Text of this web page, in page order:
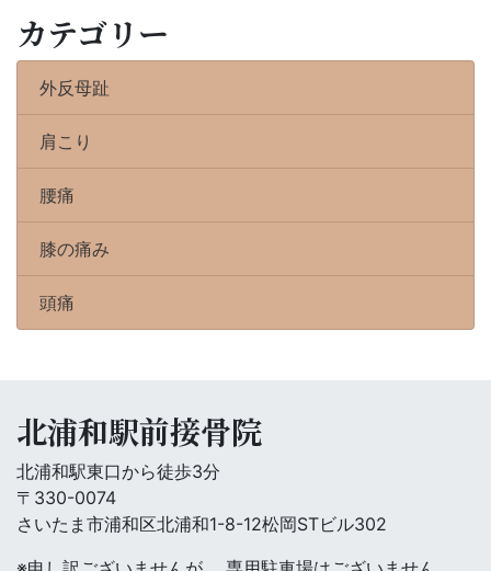
カテゴリー
外反母趾
肩こり
腰痛
膝の痛み
頭痛
北浦和駅前接骨院
北浦和駅東口から徒歩3分
〒330-0074
さいたま市浦和区北浦和1-8-12松岡STビル302